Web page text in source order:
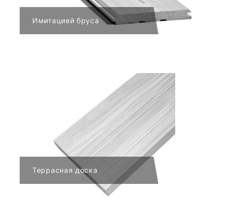
Имитацией бруса
Террасная доска